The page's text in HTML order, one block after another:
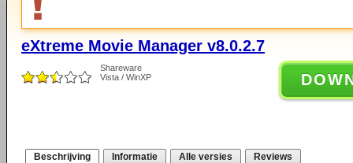
eXtreme Movie Manager v8.0.2.7
Shareware
Vista / WinXP
Beschrijving Informatie Alle versies Reviews